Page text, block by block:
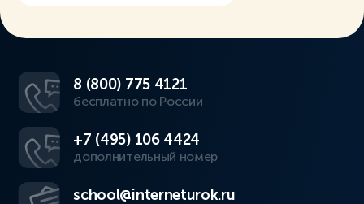
8 (800) 775 4121
бесплатно по России
+7 (495) 106 4424
дополнительный номер
school@interneturok.ru